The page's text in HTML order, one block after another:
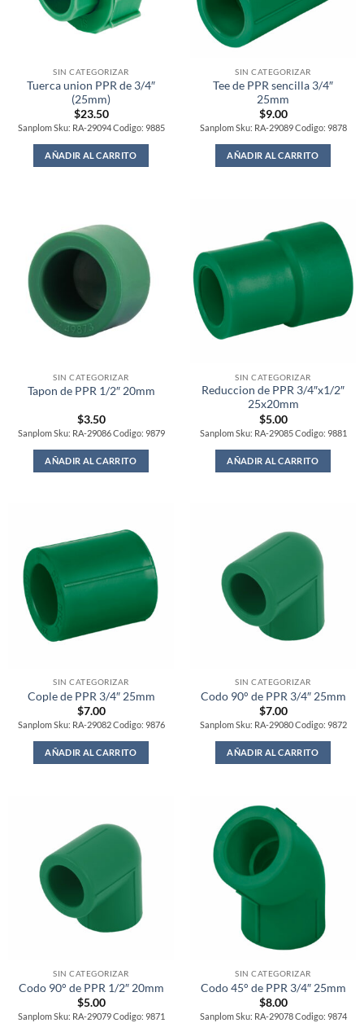
SIN CATEGORIZAR
Tuerca union PPR de 3/4″
(25mm)
$23.50
Sanplom Sku: RA-29094 Codigo: 9885
AÑADIR AL CARRITO
SIN CATEGORIZAR
Tee de PPR sencilla 3/4″
25mm
$9.00
Sanplom Sku: RA-29089 Codigo: 9878
AÑADIR AL CARRITO
SIN CATEGORIZAR
Tapon de PPR 1/2″ 20mm
$3.50
Sanplom Sku: RA-29086 Codigo: 9879
AÑADIR AL CARRITO
SIN CATEGORIZAR
Reduccion de PPR 3/4″x1/2″
25x20mm
$5.00
Sanplom Sku: RA-29085 Codigo: 9881
AÑADIR AL CARRITO
SIN CATEGORIZAR
Cople de PPR 3/4″ 25mm
$7.00
Sanplom Sku: RA-29082 Codigo: 9876
AÑADIR AL CARRITO
SIN CATEGORIZAR
Codo 90° de PPR 3/4″ 25mm
$7.00
Sanplom Sku: RA-29080 Codigo: 9872
AÑADIR AL CARRITO
SIN CATEGORIZAR
Codo 90° de PPR 1/2″ 20mm
$5.00
Sanplom Sku: RA-29079 Codigo: 9871
SIN CATEGORIZAR
Codo 45° de PPR 3/4″ 25mm
$8.00
Sanplom Sku: RA-29078 Codigo: 9874